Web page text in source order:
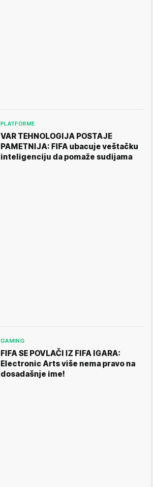
PLATFORME
VAR TEHNOLOGIJA POSTAJE
PAMETNIJA: FIFA ubacuje veštačku
inteligenciju da pomaže sudijama
GAMING
FIFA SE POVLAČI IZ FIFA IGARA:
Electronic Arts više nema pravo na
dosadašnje ime!